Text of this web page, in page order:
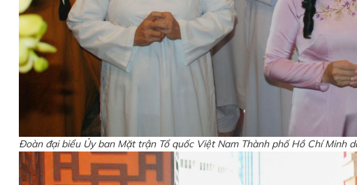
Đoàn đại biểu Ủy ban Mặt trận Tổ quốc Việt Nam Thành phố Hồ Chí Minh